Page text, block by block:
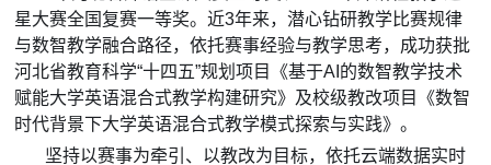
星大赛全国复赛一等奖。近3年来，潜心钻研教学比赛规律
与数智教学融合路径，依托赛事经验与教学思考，成功获批
河北省教育科学“十四五”规划项目《基于AI的数智教学技术
赋能大学英语混合式教学构建研究》及校级教改项目《数智
时代背景下大学英语混合式教学模式探索与实践》。
坚持以赛事为牵引、以教改为目标，依托云端数据实时